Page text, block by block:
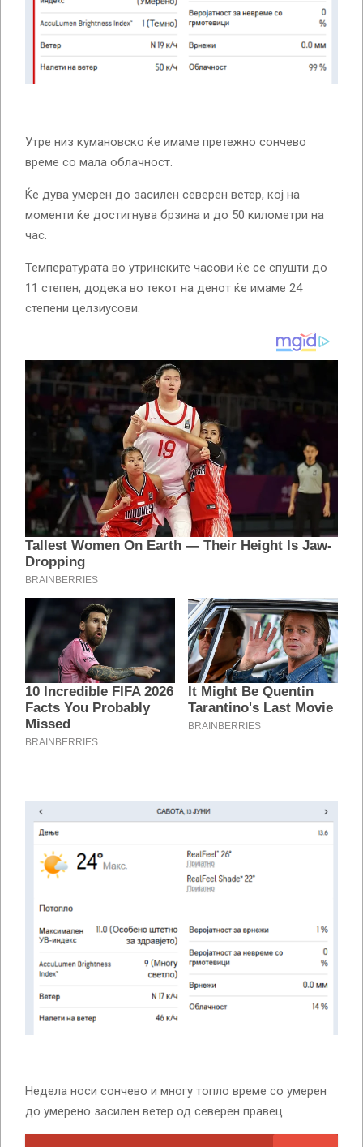
Утре низ кумановско ќе имаме претежно сончево
време со мала облачност.
Ќе дува умерен до засилен северен ветер, кој на
моменти ќе достигнува брзина и до 50 километри на
час.
Температурата во утринските часови ќе се спушти до
11 степен, додека во текот на денот ќе имаме 24
степени целзиусови.
Недела носи сончево и многу топло време со умерен
до умерено засилен ветер од северен правец.